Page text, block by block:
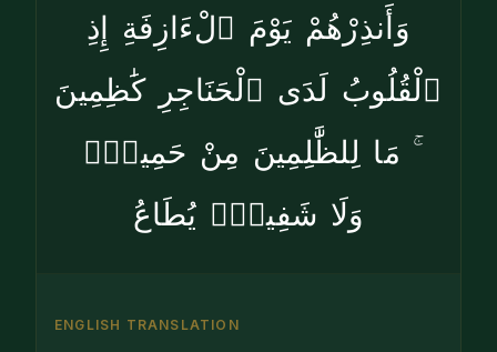
وَأَنذِرْهُمْ يَوْمَ ٱلْءَازِفَةِ إِذِ
ٱلْقُلُوبُ لَدَى ٱلْحَنَاجِرِ كَٰظِمِينَ
ۚ مَا لِلظَّٰلِمِينَ مِنْ حَمِيمٍۢ
وَلَا شَفِيعٍۢ يُطَاعُ
ENGLISH TRANSLATION